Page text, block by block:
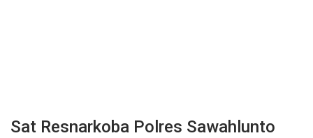
Sat Resnarkoba Polres Sawahlunto